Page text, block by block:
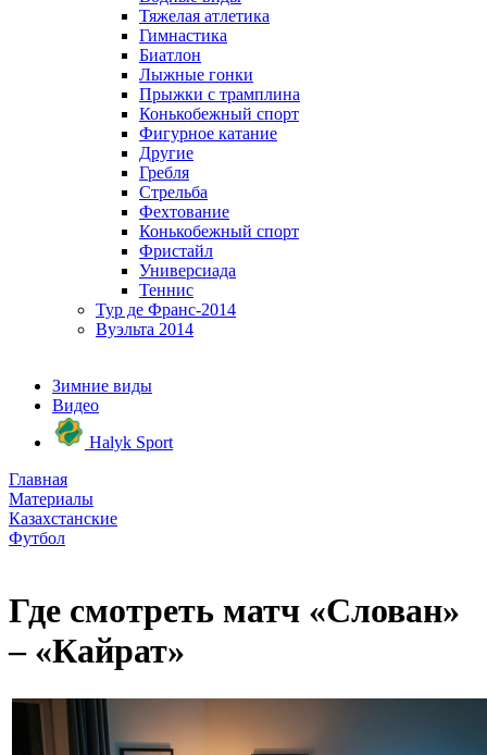
Тяжелая атлетика
Гимнастика
Биатлон
Лыжные гонки
Прыжки с трамплина
Конькобежный спорт
Фигурное катание
Другие
Гребля
Стрельба
Фехтование
Конькобежный спорт
Фристайл
Универсиада
Теннис
Тур де Франс-2014
Вуэльта 2014
Зимние виды
Видео
Halyk Sport
Главная
Материалы
Казахстанские
Футбол
Где смотреть матч «Слован»
– «Кайрат»